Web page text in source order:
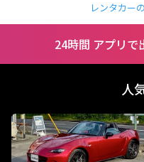
レンタカー
24時間 アプリで
人